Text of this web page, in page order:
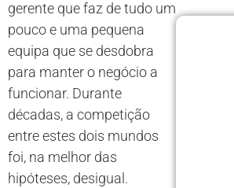
gerente que faz de tudo um
pouco e uma pequena
equipa que se desdobra
para manter o negócio a
funcionar. Durante
décadas, a competição
entre estes dois mundos
foi, na melhor das
hipóteses, desigual.